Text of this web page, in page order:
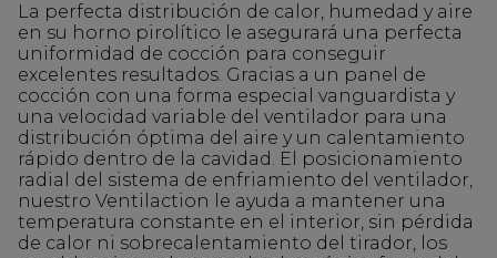
La perfecta distribución de calor, humedad y aire
en su horno pirolítico le asegurará una perfecta
uniformidad de cocción para conseguir
excelentes resultados. Gracias a un panel de
cocción con una forma especial vanguardista y
una velocidad variable del ventilador para una
distribución óptima del aire y un calentamiento
rápido dentro de la cavidad. El posicionamiento
radial del sistema de enfriamiento del ventilador,
nuestro Ventilaction le ayuda a mantener una
temperatura constante en el interior, sin pérdida
de calor ni sobrecalentamiento del tirador, los